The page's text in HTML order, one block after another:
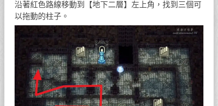
沿著紅色路線移動到【地下二層】左上角，找到三個可
以拖動的柱子。